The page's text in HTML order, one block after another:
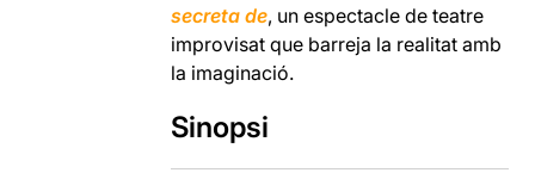
secreta de, un espectacle de teatre
improvisat que barreja la realitat amb
la imaginació.
Sinopsi